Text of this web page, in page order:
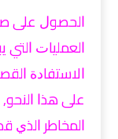
ﺍﻟﺤﺼﻮﻝ ﻋﻠﻰ
ﺍﻟﻌﻤﻠﻴﺎﺕ
ﺍﻻﺳﺘﻔﺎﺩﺓ
ﻋﻠﻰ ﻫﺬﺍ
ﺍﻟﻤﺨﺎﻃﺮ ﺍﻟﺬﻱ